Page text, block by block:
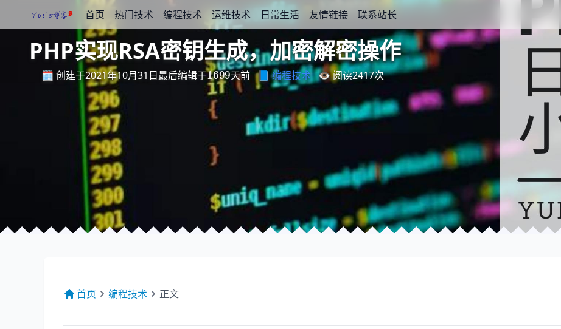
首页 热门技术 编程技术 运维技术 日常生活 友情链接 联系站长
PHP实现RSA密钥生成，加密解密操作
🗓️ 创建于2021年10月31日最后编辑 于 天前
后编 辑于1699
天 前
📘编程技术 👁️ 阅读2417次
首页 编程技术 正文